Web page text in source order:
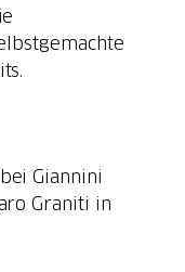
Giannini
Graniti in